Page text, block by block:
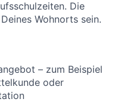
Die
Wohnorts sein.
– zum Beispiel
oder